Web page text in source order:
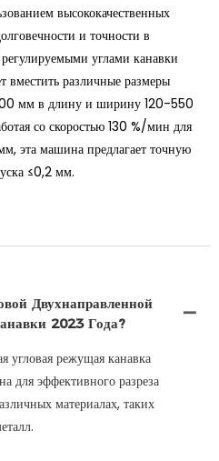
высококачественных
и точности в
углами канавки
различные размеры
мм в длину и ширину 120-550
со скоростью 130 %/мин для
эта машина предлагает точную
≤0,2 мм.
Двухнаправленной
2023 Года?
угловая режущая канавка
для эффективного разреза
материалах, таких